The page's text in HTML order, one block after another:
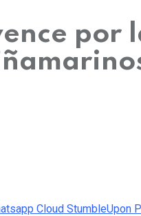
por
Cloud StumbleUpon